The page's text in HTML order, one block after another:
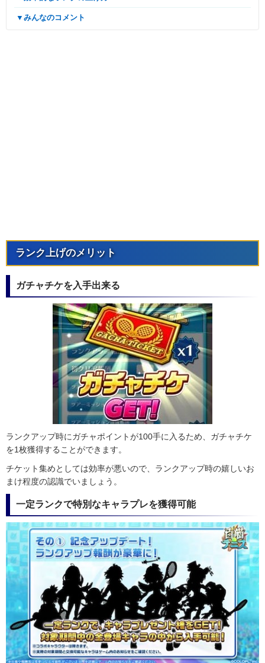
▼みんなのコメント
ランク上げのメリット
ガチャチケを入手出来る
ランクアップ時にガチャポイントが100手に入るため、ガチャチケ
を1枚獲得することができます。
チケット集めとしては効率が悪いので、ランクアップ時の嬉しいお
まけ程度の認識でいましょう。
一定ランクで特別なキャラプレを獲得可能